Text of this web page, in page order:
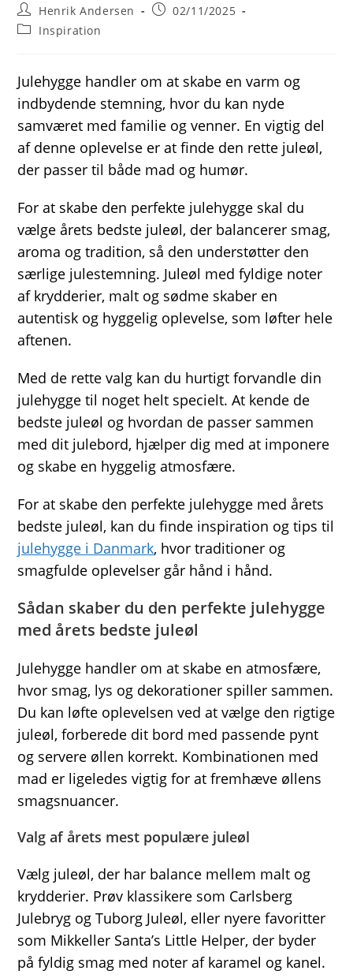
Post
author:
Henrik Andersen
Post02/11/2025
PostInspiration
Julehygge handler om at skabe en varm og
indbydende stemning, hvor du kan nyde
samværet med familie og venner. En vigtig del
af denne oplevelse er at finde den rette juleøl,
der passer til både mad og humør.
For at skabe den perfekte julehygge skal du
vælge årets bedste juleøl, der balancerer smag,
aroma og tradition, så den understøtter den
særlige julestemning. Juleøl med fyldige noter
af krydderier, malt og sødme skaber en
autentisk og hyggelig oplevelse, som løfter hele
aftenen.
Med de rette valg kan du hurtigt forvandle din
julehygge til noget helt specielt. At kende de
bedste juleøl og hvordan de passer sammen
med dit julebord, hjælper dig med at imponere
og skabe en hyggelig atmosfære.
For at skabe den perfekte julehygge med årets
bedste juleøl, kan du finde inspiration og tips til
julehygge i Danmark, hvor traditioner og
smagfulde oplevelser går hånd i hånd.
Sådan skaber du den perfekte julehygge
med årets bedste juleøl
Julehygge handler om at skabe en atmosfære,
hvor smag, lys og dekorationer spiller sammen.
Du kan løfte oplevelsen ved at vælge den rigtige
juleøl, forberede dit bord med passende pynt
og servere øllen korrekt. Kombinationen med
mad er ligeledes vigtig for at fremhæve øllens
smagsnuancer.
Valg af årets mest populære juleøl
Vælg juleøl, der har balance mellem malt og
krydderier. Prøv klassikere som Carlsberg
Julebryg og Tuborg Juleøl, eller nyere favoritter
som Mikkeller Santa’s Little Helper, der byder
på fyldig smag med noter af karamel og kanel.